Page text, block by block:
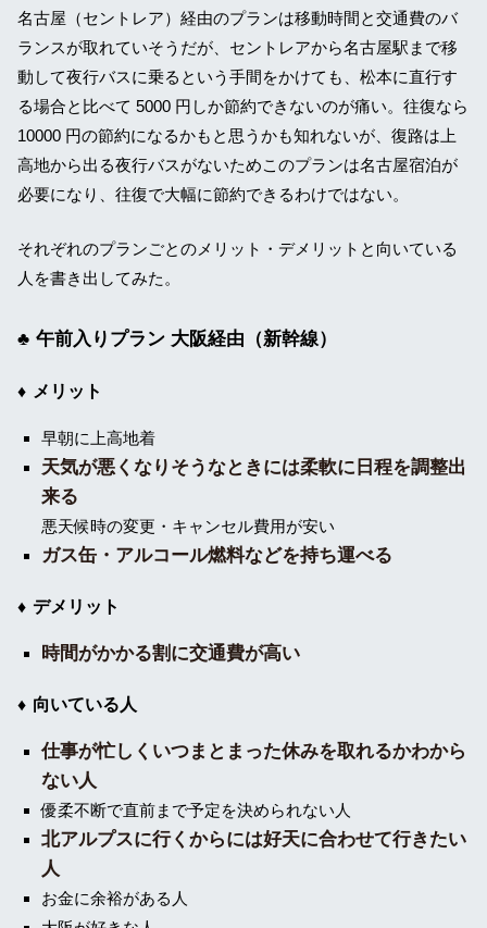
名古屋（セントレア）経由のプランは移動時間と交通費のバ
ランスが取れていそうだが、セントレアから名古屋駅まで移
動して夜行バスに乗るという手間をかけても、松本に直行す
る場合と比べて 5000 円しか節約できないのが痛い。往復なら
10000 円の節約になるかもと思うかも知れないが、復路は上
高地から出る夜行バスがないためこのプランは名古屋宿泊が
必要になり、往復で大幅に節約できるわけではない。
それぞれのプランごとのメリット・デメリットと向いている
人を書き出してみた。
午前入りプラン 大阪経由（新幹線）
メリット
早朝に上高地着
天気が悪くなりそうなときには柔軟に日程を調整出
来る
悪天候時の変更・キャンセル費用が安い
ガス缶・アルコール燃料などを持ち運べる
デメリット
時間がかかる割に交通費が高い
向いている人
仕事が忙しくいつまとまった休みを取れるかわから
ない人
優柔不断で直前まで予定を決められない人
北アルプスに行くからには好天に合わせて行きたい
人
お金に余裕がある人